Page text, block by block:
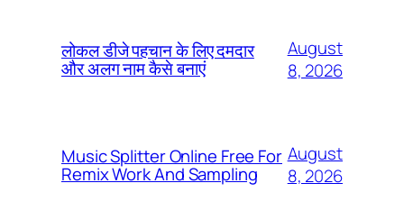
लोकल डीजे पहचान के लिए दमदार
और अलग नाम कैसे बनाएं
August
8, 2026
Music Splitter Online Free For
Remix Work And Sampling
August
8, 2026